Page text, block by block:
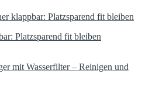
Platzsparend fit bleiben